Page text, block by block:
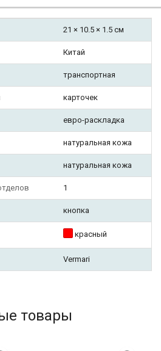
21 × 10.5 × 1.5 см
Китай
транспортная
карточек
евро-раскладка
натуральная кожа
натуральная кожа
1
кнопка
красный
Vermari
товары